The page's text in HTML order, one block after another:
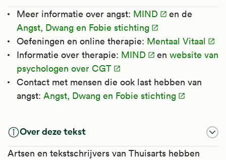
Meer informatie over angst: MIND
en de
Angst, Dwang en Fobie stichting
Oefeningen en online therapie: Mentaal Vitaal
Informatie over therapie: MIND en website van
psychologen over CGT
Contact met mensen die ook last hebben van
angst: Angst, Dwang en Fobie stichting
Over deze tekst
Artsen en tekstschrijvers van Thuisarts hebben